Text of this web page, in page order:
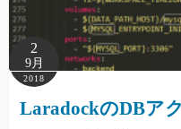
2
9月
2018
LaradockのDBア